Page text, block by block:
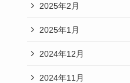
2025年2月
2025年1月
2024年12月
2024年11月